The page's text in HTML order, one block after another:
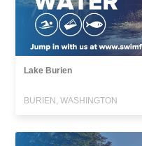
Lake Burien
BURIEN, WASHINGTON